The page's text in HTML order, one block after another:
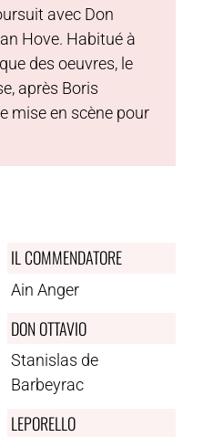
avec Don
Hove. Habitué à
des oeuvres, le
après Boris
mise en scène pour
IL COMMENDATORE
Ain Anger
DON OTTAVIO
Stanislas de
Barbeyrac
LEPORELLO